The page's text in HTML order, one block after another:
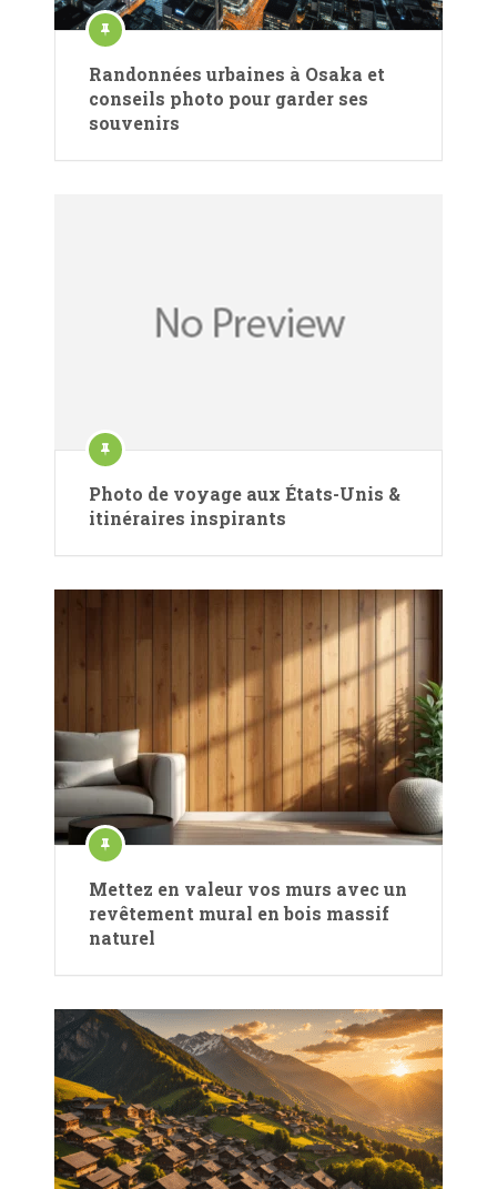
Randonnées urbaines à Osaka et
conseils photo pour garder ses
souvenirs
Photo de voyage aux États-Unis &
itinéraires inspirants
Mettez en valeur vos murs avec un
revêtement mural en bois massif
naturel